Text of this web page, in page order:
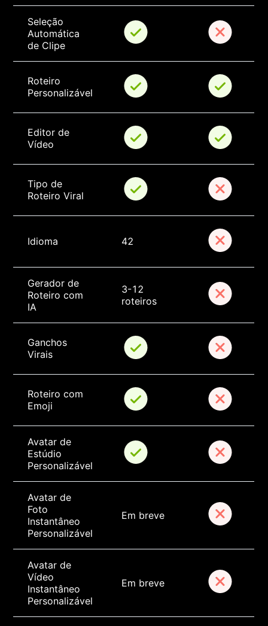
Seleção
Automática
de Clipe
Roteiro
Personalizável
Editor de
Vídeo
Tipo de
Roteiro Viral
Idioma 42
Gerador de
Roteiro com
IA
3-12
roteiros
Ganchos
Virais
Roteiro com
Emoji
Avatar de
Estúdio
Personalizável
Avatar de
Foto
Instantâneo
Personalizável
Em breve
Avatar de
Vídeo
Instantâneo
Personalizável
Em breve